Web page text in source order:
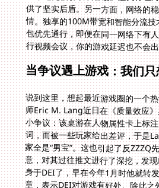
行视频会议，你的游戏延迟也不会
当争议遇上游戏：我们
说到这里，想起最近游戏圈的一个
师Eric M. Lang近日在《质量效应
小争议：该桌游在人物属性卡上标
词，而被一些玩家给出差评，于是
家全是“男宝”。这也引起了反
意，对其过往推文进行了深挖，发
身于DEI了，早在今年1月时他就
章，表示DEI对游戏有好处。除此
见他对DEI十分有好感，在招聘设
原则，还时不时发推怒喷看不惯